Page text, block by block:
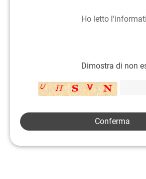
Ho letto
Dimostra di non